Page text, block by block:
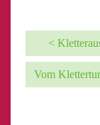
<
Vom